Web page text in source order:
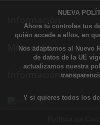
Información
Mi cuenta
Información sobre
NUEVA
Ahora tú controlas tus
quién accede a ellos, en
Nos adaptamos al Nuevo
de datos de la UE
actualizamos nuestra
Y si quieres todos los